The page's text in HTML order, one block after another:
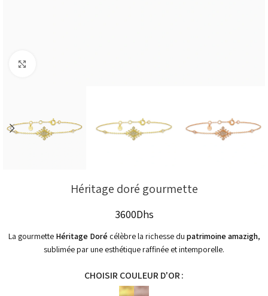
Héritage doré gourmette
3600Dhs
La gourmette Héritage Dorécélèbre la richesse du patrimoine amazigh,
sublimée par une esthétique raffinée et intemporelle.
CHOISIR COULEUR D'OR